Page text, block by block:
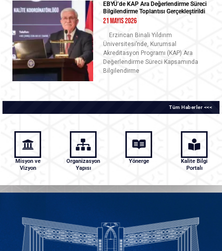
EBYÜ’de KAP Ara Değerlendirme Süreci
Bilgilendirme Toplantısı Gerçekleştirildi
21 Mayıs 2026
Erzincan Binali Yıldırım
Üniversitesi’nde, Kurumsal
Akreditasyon Programı (KAP) Ara
Değerlendirme Süreci Kapsamında
Bilgilendirme
Tüm Haberler <<<
Misyon ve
Vizyon
Organizasyon
Yapısı
Yönerge
Kalite Bilgi
Portalı